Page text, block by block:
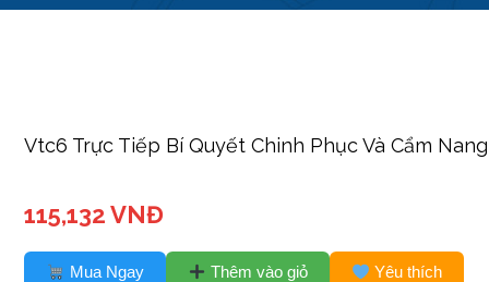
Vtc6 Trực Tiếp Bí Quyết Chinh Phục Và Cẩm
115,132 VNĐ
Mua Ngay Thêm vào giỏ Yêu thích